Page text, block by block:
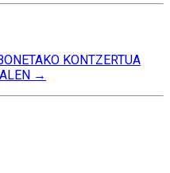
KONTZERTUA
→